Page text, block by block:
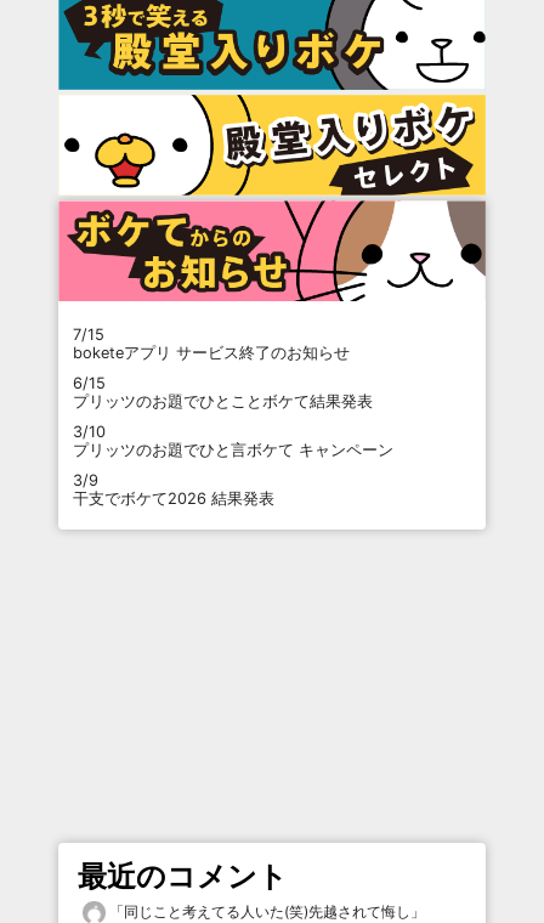
7/15
boketeアプリ サービス終了のお知らせ
6/15
プリッツのお題でひとことボケて結果発表
3/10
プリッツのお題でひと言ボケて キャンペーン
3/9
干支でボケて2026 結果発表
最近のコメント
「同じこと考えてる人いた(笑)先越されて悔し 」